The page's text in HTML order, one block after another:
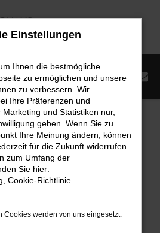
Fahrzeugmarkt
Error
aufgetreten.
die dir helfen können:
Einstellungen
Ihnen die bestmögliche
zu ermöglichen und unsere
zu verbessern. Wir
Ihre Präferenzen und
und Statistiken nur,
geben. Wenn Sie zu
Ihre Meinung ändern, können
für die Zukunft widerrufen.
zum Umfang der
Sie hier:
Cookie-Richtlinie
Cookies werden von uns eingesetzt: